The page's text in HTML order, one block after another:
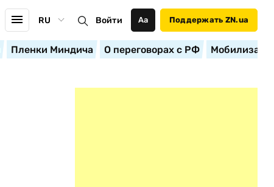
RU Войти Аа Поддержать ZN.ua
Пленки Миндича О переговорах с РФ